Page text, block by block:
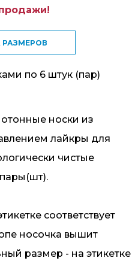
по 6 штук (пар)
носки из
лайкры для
чистые
соответствует
носочка вышит
размер - на этикетке